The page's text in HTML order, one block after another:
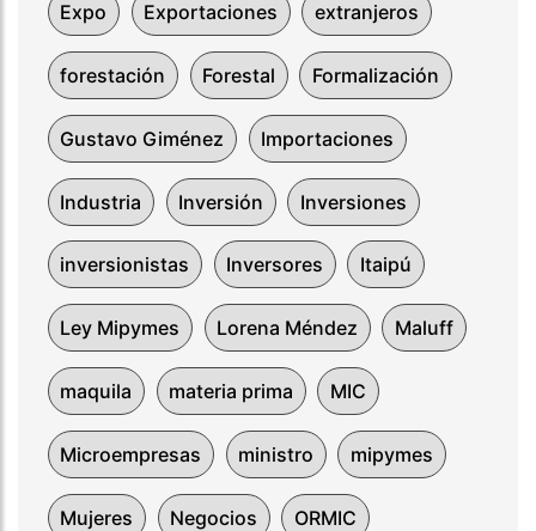
Expo Exportaciones extranjeros
forestación Forestal Formalización
Gustavo Giménez Importaciones
Industria Inversión Inversiones
inversionistas Inversores Itaipú
Ley Mipymes Lorena Méndez Maluff
maquila materia prima MIC
Microempresas ministro mipymes
Mujeres Negocios ORMIC